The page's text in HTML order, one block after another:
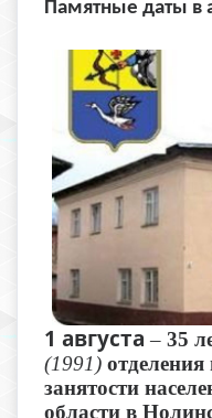
Памятные даты в
1 августа– 35
(1991)
занятости
области в